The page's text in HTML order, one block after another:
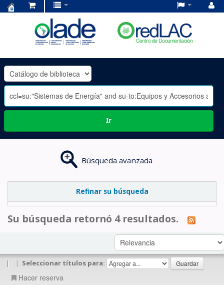
OLADE
-
Ir
Búsqueda avanzada
Refinar su búsqueda
Su búsqueda retornó 4 resultados.
| | Seleccionar títulos para:
Hacer reserva